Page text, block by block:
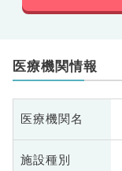
医療機関情報
医療機関名
施設種別